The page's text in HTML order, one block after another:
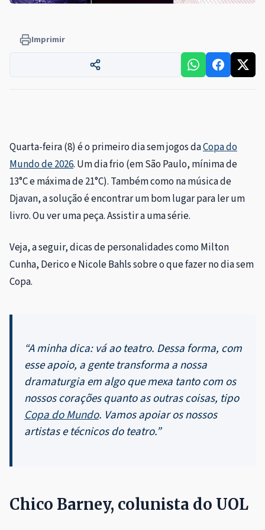
Imprimir
Quarta-feira (8) é o primeiro dia sem jogos daCopa do
Mundo de 2026. Um dia frio (em São Paulo, mínima de
13°C e máxima de 21°C). Também como na música de
Djavan, a solução é encontrar um bom lugar para ler um
livro. Ou ver uma peça. Assistir a uma série.
Veja, a seguir, dicas de personalidades como Milton
Cunha, Derico e Nicole Bahls sobre o que fazer no dia sem
Copa.
“A minha dica: vá ao teatro. Dessa forma, com
esse apoio, a gente transforma a nossa
dramaturgia em algo que mexa tanto com os
nossos corações quanto as outras coisas, tipo
Copa do Mundo. Vamos apoiar os nossos
artistas e técnicos do teatro.”
Chico Barney, colunista do UOL